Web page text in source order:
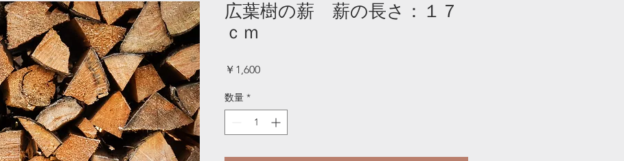
広葉樹の薪 薪の長さ：１７
ｃｍ
￥1,600価
数量 *